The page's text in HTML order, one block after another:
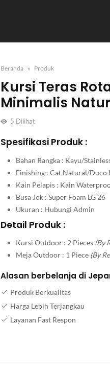
Beranda Produk
Kursi Teras
Minimalis
5 Dilihat
Spesifikasi Produk :
Bahan Rangka : Kayu/
Finishing : Cat Natural/Duco
Kain Pelapis : Kain
Busa Jok : Super Foam LG 26
Ukuran : Hubungi Admin
Detail Produk :
Kursi Outdoor : 2 Pieces (By
Meja Outdoor : 1 Piece (By
Alasan berbelanja di
Produk Berkualitas
Harga Lebih Terjangkau
Layanan Fast Respon